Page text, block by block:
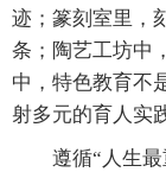
迹；篆刻室里，
条；陶艺工坊中
中，特色教育不
射多元的育人实
遵循“人生最